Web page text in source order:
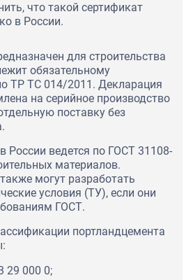
что такой сертификат
в России.
для строительства
обязательному
ТР ТС 014/2011. Декларация
на серийное производство
поставку без
России ведется по ГОСТ 31108-
материалов.
могут разработать
условия (ТУ), если они
ГОСТ.
портландцемента
29 000 0;